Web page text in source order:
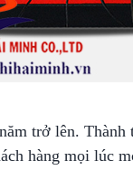
trở lên. Thành
hàng mọi lúc